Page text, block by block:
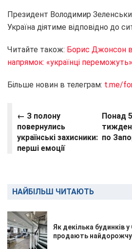
Президент Володимир
Україна діятиме відповідно до
Читайте також: Борис Джонсон
напрямок: «українці переможуть»
Більше новин в телеграм: t.me/
← З полону
повернулись
українські захисники:
перші емоції
Понад
по
НАЙБІЛЬШ ЧИТАЮТЬ
Як декілька будинків
продають